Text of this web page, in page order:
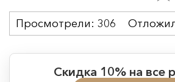
Скидка 10% на все
Просмотрели: 306